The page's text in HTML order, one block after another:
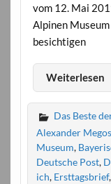
vom 12. Mai
Alpinen
besichtigen
Weiterlesen
Das Beste
Alexander Megos
Museum,
Deutsche Post,
ich, Ersttagsbrief,